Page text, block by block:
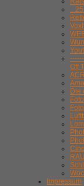
..
Off
ACR
Die
Impressum